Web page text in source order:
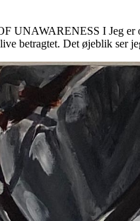
UNAWARENESS I Jeg er
betragtet. Det øjeblik ser